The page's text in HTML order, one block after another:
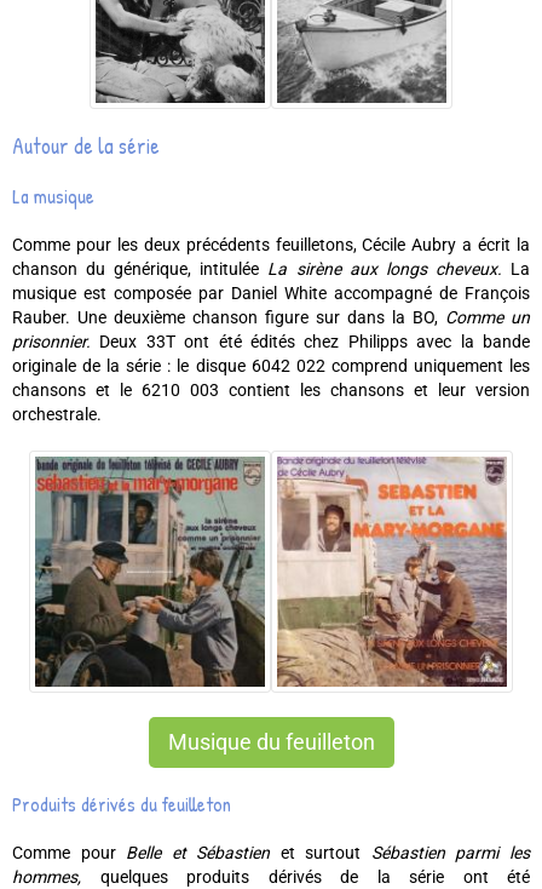
Autour de la série
La musique
Comme pour les deux précédents feuilletons, Cécile Aubry a écrit la
chanson du générique, intitulée La sirène aux longs cheveux. La
musique est composée par Daniel White accompagné de François
Rauber. Une deuxième chanson figure sur dans la BO, Comme un
prisonnier. Deux 33T ont été édités chez Philipps avec la bande
originale de la série : le disque 6042 022 comprend uniquement les
chansons et le 6210 003 contient les chansons et leur version
orchestrale.
Musique du feuilleton
Produits dérivés du feuilleton
Comme pour Belle et Sébastien et surtout Sébastien parmi les
hommes, quelques produits dérivés de la série ont été